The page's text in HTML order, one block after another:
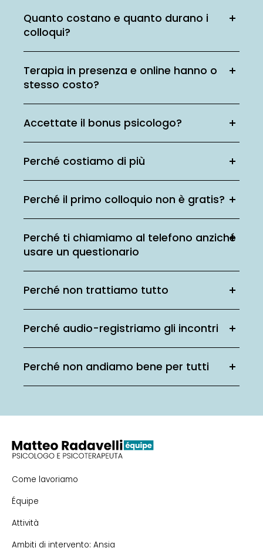
Quanto costano e quanto durano i
colloqui?
Terapia in presenza e online hanno o
stesso costo?
Accettate il bonus psicologo?
Perché costiamo di più
Perché il primo colloquio non è gratis?
Perché ti chiamiamo al telefono anziché
usare un questionario
Perché non trattiamo tutto
Perché audio-registriamo gli incontri
Perché non andiamo bene per tutti
Come lavoriamo
Équipe
Attività
Ambiti di intervento: Ansia